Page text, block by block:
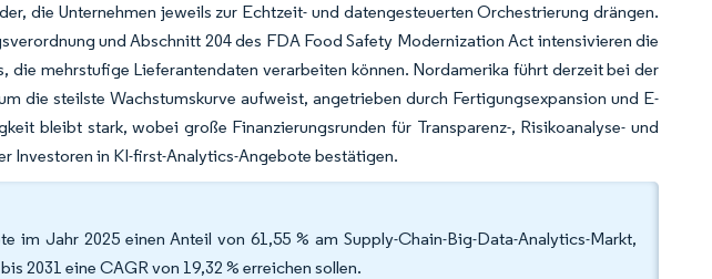
die Unternehmen jeweils zur Echtzeit- und datengesteuerten Orchestrierung drängen.
und Abschnitt 204 des FDA Food Safety Modernization Act intensivieren die
die mehrstufige Lieferantendaten verarbeiten können. Nordamerika führt derzeit bei der
die steilste Wachstumskurve aufweist, angetrieben durch Fertigungsexpansion und E-
bleibt stark, wobei große Finanzierungsrunden für Transparenz-, Risikoanalyse- und
Investoren in KI-first-Analytics-Angebote bestätigen.
im Jahr 2025 einen Anteil von 61,55 % am Supply-Chain-Big-Data-Analytics-Markt,
2031 eine CAGR von 19,32 % erreichen sollen.